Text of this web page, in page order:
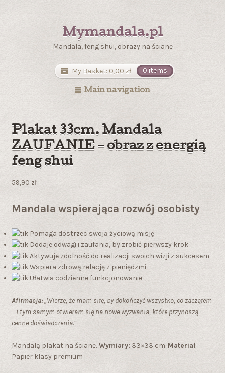
Mymandala.pl
Mandala, feng shui, obrazy na ścianę
My Basket: 0,00 zł 0 items
Main navigation
Plakat 33cm. Mandala
ZAUFANIE – obraz z energią
feng shui
59,90 zł
Mandala wspierająca rozwój osobisty
Pomaga dostrzec swoją życiową misję
Dodaje odwagi i zaufania, by zrobić pierwszy krok
Aktywuje zdolność do realizacji swoich wizji z sukcesem
Wspiera zdrową relację z pieniędzmi
Ułatwia codzienne funkcjonowanie
Afirmacja:„Wierzę, że mam siłę, by dokończyć wszystko, co zacząłem
– i tym samym otwieram się na nowe wyzwania, które przynoszą
cenne doświadczenia.”
Mandalą plakat na ścianę.Wymiary: 33×33 cm. Materiał:
Papier klasy premium